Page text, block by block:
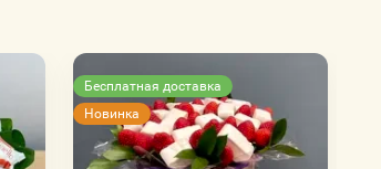
Бесплатная доставка
Новинка